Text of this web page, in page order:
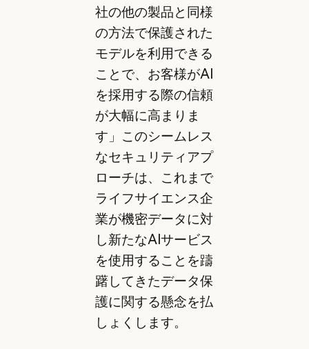
社の他の製品と同様
の方法で保護された
モデルを利用できる
ことで、お客様がAI
を採用する際の信頼
が大幅に高まりま
す」このシームレス
なセキュリティアプ
ローチは、これまで
ライフサイエンス企
業が機密データに対
し新たなAIサービス
を使用することを躊
躇してきたデータ保
護に関する懸念を払
しょくします。